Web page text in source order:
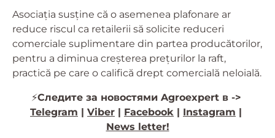
Asociația susține că o asemenea plafonare ar
reduce riscul ca retailerii să solicite reduceri
comerciale suplimentare din partea producătorilor,
pentru a diminua creșterea prețurilor la raft,
practică pe care o califică drept comercială neloială.
⚡️Следите за новостями Agroexpert в ->
Telegram
Viber Facebook Instagram
News letter!